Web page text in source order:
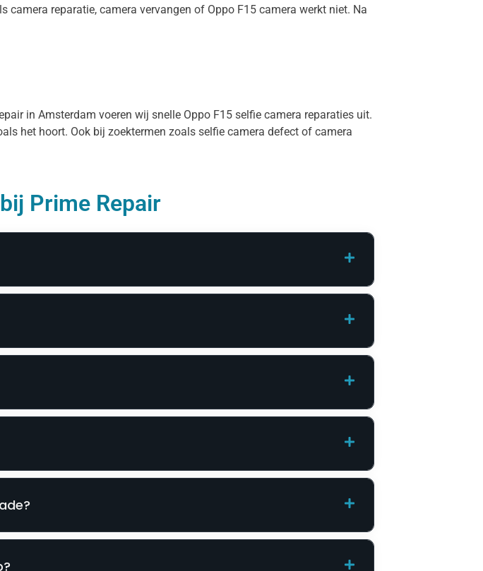
reparatie, camera vervangen of Oppo F15 camera werkt niet. Na
in Amsterdam voeren wij snelle Oppo F15 selfie camera reparaties uit.
het hoort. Ook bij zoektermen zoals selfie camera defect of camera
Prime Repair